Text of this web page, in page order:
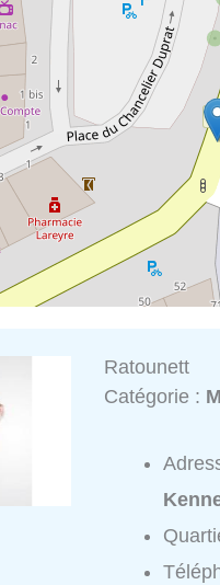
Ratounett
Catégorie :